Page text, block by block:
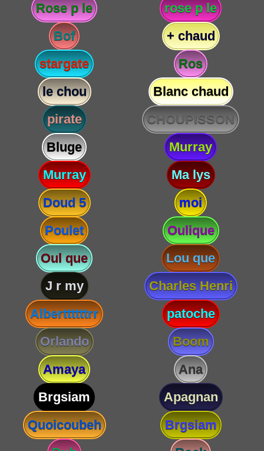
Rose p le
rose p le
Bof
+ chaud
stargate
Ros
le chou
Blanc chaud
pirate
CHOUPISSON
Bluge
Murray
Murray
Ma lys
Doud 5
moi
Poulet
Oulique
Oul que
Lou que
J r my
Charles Henri
Alberttttttrr
patoche
Orlando
Boom
Amaya
Ana
Brgsiam
Apagnan
Quoicoubeh
Brgsiam